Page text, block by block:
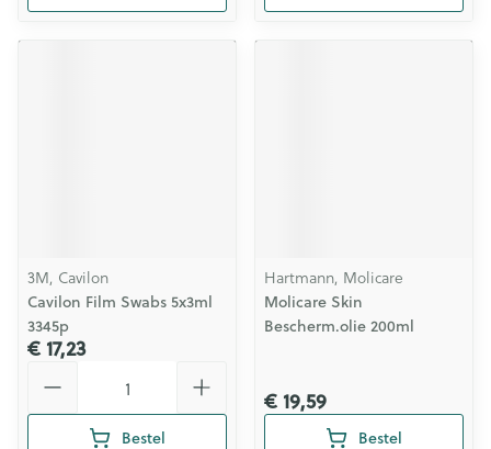
3M, Cavilon
Cavilon Film Swabs 5x3ml
3345p
€ 17,23
Bestel
Hartmann, Molicare
Molicare Skin
Bescherm.olie 200ml
€ 19,59
Bestel